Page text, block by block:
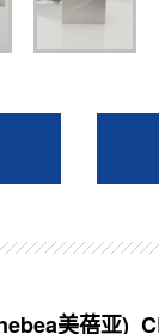
美蓓亚)